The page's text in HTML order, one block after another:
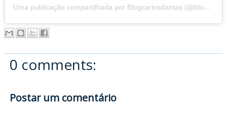
Uma publicação compartilhada por Blogcarlosdantas (@blogdocarlosdantas)
0 comments:
Postar um comentário